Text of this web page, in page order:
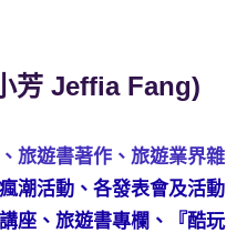
芳 Jeffia Fang)
旅遊書著作、旅遊業界雜
瘋潮活動、各發表會及活動
座、旅遊書專欄、『酷玩